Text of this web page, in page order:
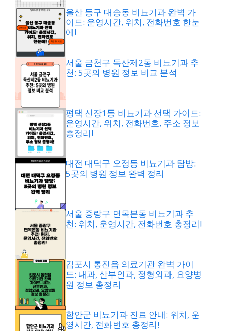
울산 동구 대송동 비뇨기과 완벽 가
이드: 운영시간, 위치, 전화번호 한눈
에!
서울 금천구 독산제2동 비뇨기과 추
천: 5곳의 병원 정보 비교 분석
평택 신장1동 비뇨기과 선택 가이드:
운영시간, 위치, 전화번호, 주소 정보
총정리!
대전 대덕구 오정동 비뇨기과 탐방:
5곳의 병원 정보 완벽 정리
서울 중랑구 면목본동 비뇨기과 추
천: 위치, 운영시간, 전화번호 총정리!
김포시 통진읍 의료기관 완벽 가이
드: 내과, 산부인과, 정형외과, 요양병
원 정보 총정리
함안군 비뇨기과 진료 안내: 위치, 운
영시간, 전화번호 총정리!